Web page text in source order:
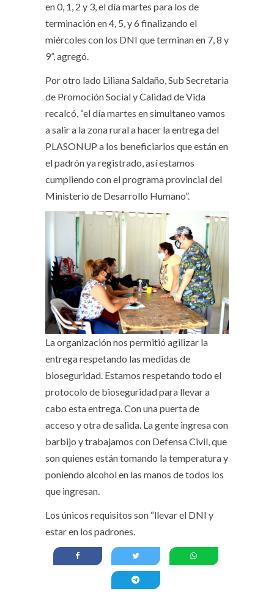
en 0, 1, 2 y 3, el día martes para los de
terminación en 4, 5, y 6 finalizando el
miércoles con los DNI que terminan en 7, 8 y
9”, agregó.
Por otro lado Liliana Saldaño, Sub Secretaria
de Promoción Social y Calidad de Vida
recalcó, “el día martes en simultaneo vamos
a salir a la zona rural a hacer la entrega del
PLASONUP a los beneficiarios que están en
el padrón ya registrado, así estamos
cumpliendo con el programa provincial del
Ministerio de Desarrollo Humano”.
La organización nos permitió agilizar la
entrega respetando las medidas de
bioseguridad. Estamos respetando todo el
protocolo de bioseguridad para llevar a
cabo esta entrega. Con una puerta de
acceso y otra de salida. La gente ingresa con
barbijo y trabajamos con Defensa Civil, que
son quienes están tomando la temperatura y
poniendo alcohol en las manos de todos los
que ingresan.
Los únicos requisitos son “llevar el DNI y
estar en los padrones.